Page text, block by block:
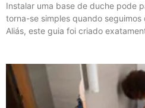
Instalar uma base de duche pode
torna-se simples quando
Aliás, este guia foi criado